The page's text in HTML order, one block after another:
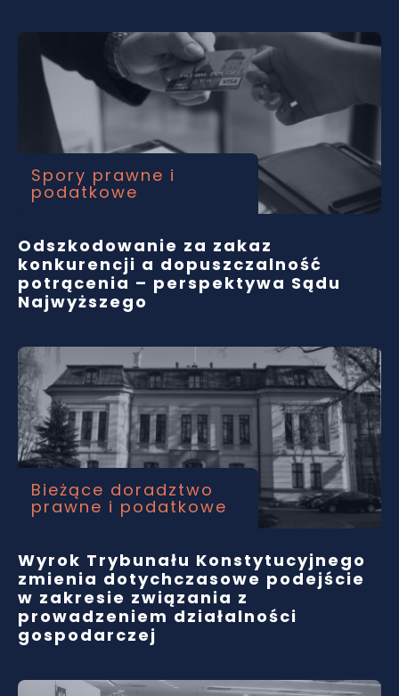
Spory prawne i
podatkowe
Odszkodowanie za zakaz
konkurencji a dopuszczalność
potrącenia – perspektywa Sądu
Najwyższego
Bieżące doradztwo
prawne i podatkowe
Wyrok Trybunału Konstytucyjnego
zmienia dotychczasowe podejście
w zakresie związania z
prowadzeniem działalności
gospodarczej